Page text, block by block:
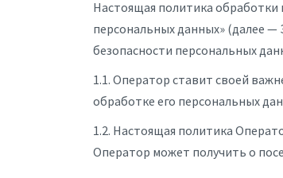
Настоящая политика обработки
персональных данных» (далее
безопасности персональных
1.1. Оператор ставит своей
обработке его персональных
1.2. Настоящая политика
Оператор может получить о